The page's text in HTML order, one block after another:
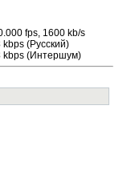
fps, 1600 kb/s
(Русский)
kbps (Интершум)